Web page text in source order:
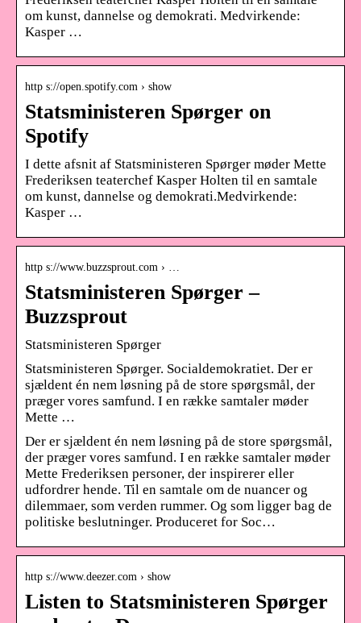
om kunst, dannelse og demokrati. Medvirkende:
Kasper …
http s://open.spotify.com › show
Statsministeren Spørger on
Spotify
I dette afsnit af Statsministeren Spørger møder Mette
Frederiksen teaterchef Kasper Holten til en samtale
om kunst, dannelse og demokrati.Medvirkende:
Kasper …
http s://www.buzzsprout.com › …
Statsministeren Spørger –
Buzzsprout
Statsministeren Spørger
Statsministeren Spørger. Socialdemokratiet. Der er
sjældent én nem løsning på de store spørgsmål, der
præger vores samfund. I en række samtaler møder
Mette …
Der er sjældent én nem løsning på de store spørgsmål,
der præger vores samfund. I en række samtaler møder
Mette Frederiksen personer, der inspirerer eller
udfordrer hende. Til en samtale om de nuancer og
dilemmaer, som verden rummer. Og som ligger bag de
politiske beslutninger. Produceret for Soc…
http s://www.deezer.com › show
Listen to Statsministeren Spørger